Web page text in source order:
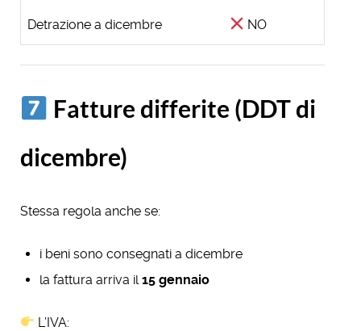
Detrazione a dicembre NO
Fatture differite (DDT di
dicembre)
Stessa regola anche se:
i beni sono consegnati a dicembre
la fattura arriva il15 gennaio
L’IVA: